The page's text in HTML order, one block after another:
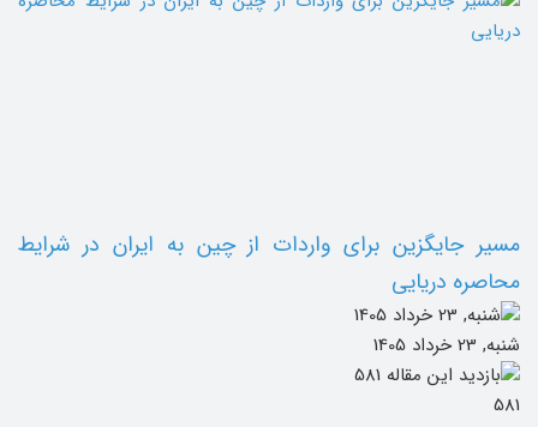
مسیر جایگزین برای واردات از چین به ایران در شرایط
محاصره دریایی
شنبه, 23 خرداد 1405
581